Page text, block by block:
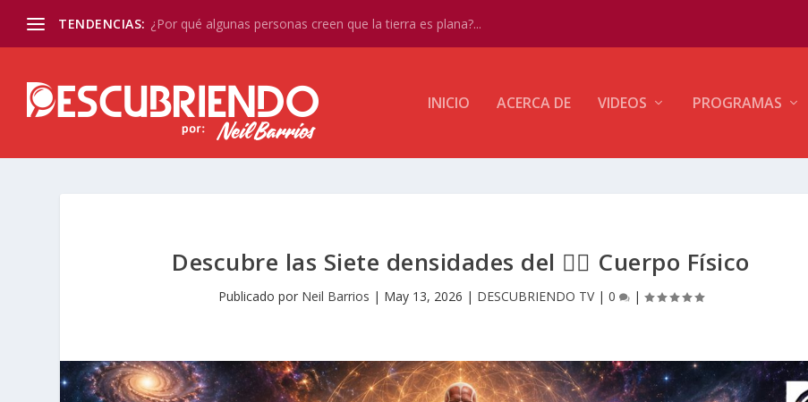
TENDENCIAS: ¿Por qué algunas personas creen que la tierra es plana?...
INICIO ACERCA DE VIDEOS PROGRAMAS
Descubre las Siete densidades del 🧍‍♂️ Cuerpo Físico
Publicado por Neil Barrios | May 13, 2026 | DESCUBRIENDO TV| 0 |